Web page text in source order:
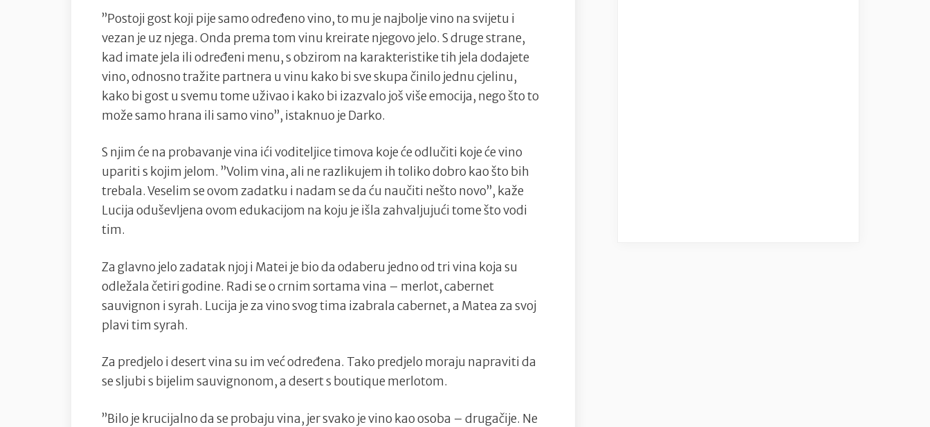
”Postoji gost koji pije samo određeno vino, to mu je najbolje vino na svijetu i
vezan je uz njega. Onda prema tom vinu kreirate njegovo jelo. S druge strane,
kad imate jela ili određeni menu, s obzirom na karakteristike tih jela dodajete
vino, odnosno tražite partnera u vinu kako bi sve skupa činilo jednu cjelinu,
kako bi gost u svemu tome uživao i kako bi izazvalo još više emocija, nego što to
može samo hrana ili samo vino”, istaknuo je Darko.
S njim će na probavanje vina ići voditeljice timova koje će odlučiti koje će vino
upariti s kojim jelom. ”Volim vina, ali ne razlikujem ih toliko dobro kao što bih
trebala. Veselim se ovom zadatku i nadam se da ću naučiti nešto novo”, kaže
Lucija oduševljena ovom edukacijom na koju je išla zahvaljujući tome što vodi
tim.
Za glavno jelo zadatak njoj i Matei je bio da odaberu jedno od tri vina koja su
odležala četiri godine. Radi se o crnim sortama vina – merlot, cabernet
sauvignon i syrah. Lucija je za vino svog tima izabrala cabernet, a Matea za svoj
plavi tim syrah.
Za predjelo i desert vina su im već određena. Tako predjelo moraju napraviti da
se sljubi s bijelim sauvignonom, a desert s boutique merlotom.
”Bilo je krucijalno da se probaju vina, jer svako je vino kao osoba – drugačije. Ne